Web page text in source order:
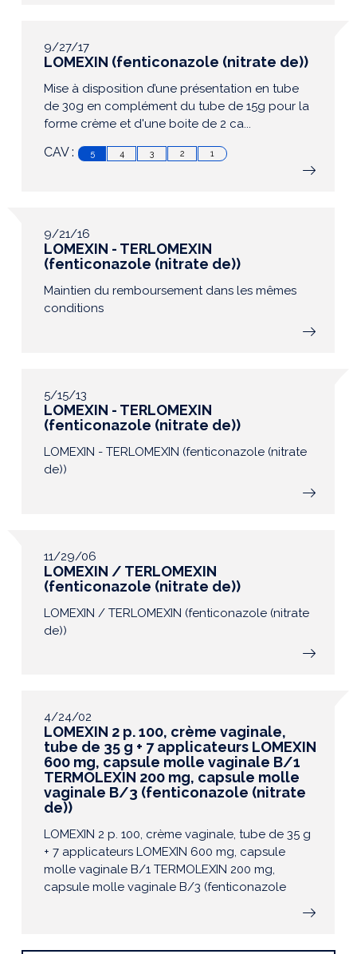
9/27/17
LOMEXIN (fenticonazole (nitrate de))
Mise à disposition d’une présentation en tube
de 30g en complément du tube de 15g pour la
forme crème et d'une boite de 2 ca...
CAV : 5 4 3 2 1
9/21/16
LOMEXIN - TERLOMEXIN
(fenticonazole (nitrate de))
Maintien du remboursement dans les mêmes
conditions
5/15/13
LOMEXIN - TERLOMEXIN
(fenticonazole (nitrate de))
LOMEXIN - TERLOMEXIN (fenticonazole (nitrate
de))
11/29/06
LOMEXIN / TERLOMEXIN
(fenticonazole (nitrate de))
LOMEXIN / TERLOMEXIN (fenticonazole (nitrate
de))
4/24/02
LOMEXIN 2 p. 100, crème vaginale,
tube de 35 g + 7 applicateurs LOMEXIN
600 mg, capsule molle vaginale B/1
TERMOLEXIN 200 mg, capsule molle
vaginale B/3 (fenticonazole (nitrate
de))
LOMEXIN 2 p. 100, crème vaginale, tube de 35 g
+ 7 applicateurs LOMEXIN 600 mg, capsule
molle vaginale B/1 TERMOLEXIN 200 mg,
capsule molle vaginale B/3 (fenticonazole